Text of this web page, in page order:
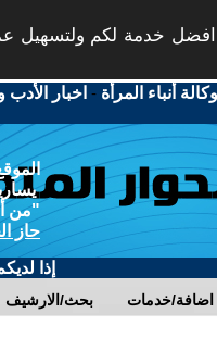
افضل خدمة لكم ولتسهيل
وكالة أنباء المرأة - اخبار الأدب
"من
حاز
إذا
بحث/الارشيف اضافة/خدمات